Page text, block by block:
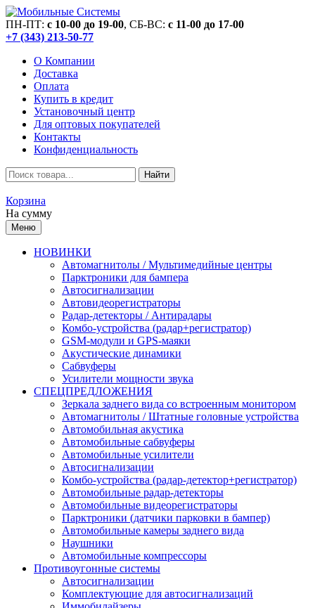
ПН-ПТ: c 10-00 до 19-00, СБ-ВС: c 11-00 до 17-00
+7 (343) 213-50-77
О Компании
Доставка
Оплата
Купить в кредит
Установочный центр
Для оптовых покупателей
Контакты
Конфиденциальность
Найти
Корзина
На сумму
Меню
НОВИНКИ
Автомагнитолы / Мультимедийные центры
Парктроники для бампера
Автосигнализации
Автовидеорегистраторы
Радар-детекторы / Антирадары
Комбо-устройства (радар+регистратор)
GSM-модули и GPS-маяки
Акустические динамики
Сабвуферы
Усилители мощности звука
СПЕЦПРЕДЛОЖЕНИЯ
Зеркала заднего вида со встроенным монитором
Автомагнитолы / Штатные головные устройства
Автомобильная акустика
Автомобильные сабвуферы
Автомобильные усилители
Автосигнализации
Комбо-устройства (радар-детектор+регистратор)
Автомобильные радар-детекторы
Автомобильные видеорегистраторы
Парктроники (датчики парковки в бампер)
Автомобильные камеры заднего вида
Наушники
Автомобильные компрессоры
Противоугонные системы
Автосигнализации
Комплектующие для автосигнализаций